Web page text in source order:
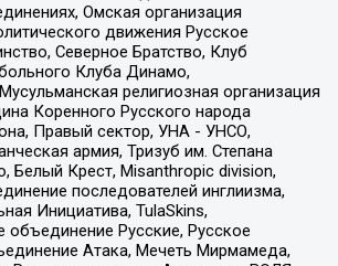
Омская организация
движения Русское
Северное Братство, Клуб
Клуба Динамо,
религиозная организация
Коренного Русского народа
Правый сектор, УНА - УНСО,
армия, Тризуб им. Степана
Белый Крест, Misanthropic division,
последователей инглиизма,
Инициатива, TulaSkins,
объединение Русские, Русское
Атака, Мечеть Мирмамеда,